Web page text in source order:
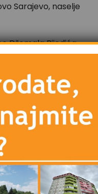
Sarajevo, naselje
Džemala Bijedića,
se supermarket,
sadržaji koji su
jug – sjever.